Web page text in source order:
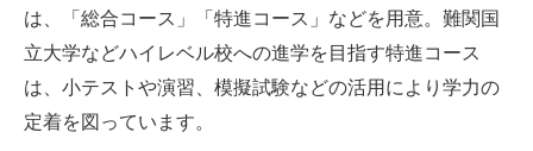
は、「総合コース」「特進コース」などを用意。難関国
立大学などハイレベル校への進学を目指す特進コース
は、小テストや演習、模擬試験などの活用により学力の
定着を図っています。